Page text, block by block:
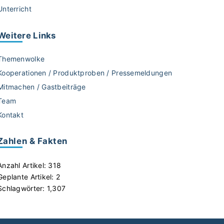
Links
/ Produktproben / Pressemeldungen
/ Gastbeiträge
& Fakten
Artikel: 318
Artikel: 2
1,307